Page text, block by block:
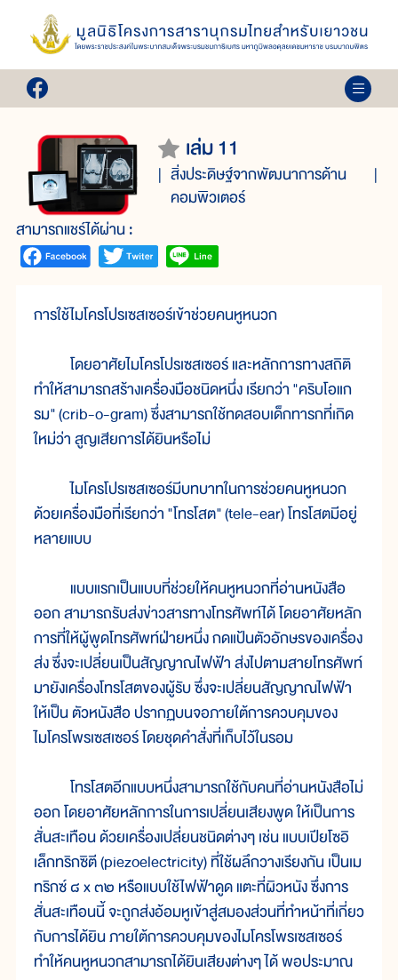
เล่ม 11
สิ่งประดิษฐ์จากพัฒนาการด้าน
คอมพิวเตอร์
สามารถแชร์ได้ผ่าน :
การใช้ไมโครโปรเซสเซอร์เข้าช่วยคนหูหนวก
โดยอาศัยไมโครโปรเซสเซอร์ และหลักการทางสถิติ
ทำให้สามารถสร้างเครื่องมือชนิดหนึ่ง เรียกว่า "คริบโอแก
รม" (crib-o-gram) ซึ่งสามารถใช้ทดสอบเด็กทารกที่เกิด
ใหม่ว่า สูญเสียการได้ยินหรือไม่
ไมโครโปรเซสเซอร์มีบทบาทในการช่วยคนหูหนวก
ด้วยเครื่องมือที่เรียกว่า "โทรโสต" (tele-ear) โทรโสตมีอยู่
หลายแบบ
แบบแรกเป็นแบบที่ช่วยให้คนหูหนวกที่อ่านหนังสือ
ออก สามารถรับส่งข่าวสารทางโทรศัพท์ได้ โดยอาศัยหลัก
การที่ให้ผู้พูดโทรศัพท์ฝ่ายหนึ่ง กดแป้นตัวอักษรของเครื่อง
ส่ง ซึ่งจะเปลี่ยนเป็นสัญญาณไฟฟ้า ส่งไปตามสายโทรศัพท์
มายังเครื่องโทรโสตของผู้รับ ซึ่งจะเปลี่ยนสัญญาณไฟฟ้า
ให้เป็น ตัวหนังสือ ปรากฏบนจอภายใต้การควบคุมของ
ไมโครโพรเซสเซอร์ โดยชุดคำสั่งที่เก็บไว้ในรอม
โทรโสตอีกแบบหนึ่งสามารถใช้กับคนที่อ่านหนังสือไม่
ออก โดยอาศัยหลักการในการเปลี่ยนเสียงพูด ให้เป็นการ
สั่นสะเทือน ด้วยเครื่องเปลี่ยนชนิดต่างๆ เช่น แบบเปียโซอิ
เล็กทริกซิตี (piezoelectricity) ที่ใช้ผลึกวางเรียงกัน เป็นเม
ทริกซ์ ๘ x ๓๒ หรือแบบใช้ไฟฟ้าดูด แตะที่ผิวหนัง ซึ่งการ
สั่นสะเทือนนี้ จะถูกส่งอ้อมหูเข้าสู่สมองส่วนที่ทำหน้าที่เกี่ยว
กับการได้ยิน ภายใต้การควบคุมของไมโครโพรเซสเซอร์
ทำให้คนหูหนวกสามารถได้ยินเสียงต่างๆ ได้ พอประมาณ